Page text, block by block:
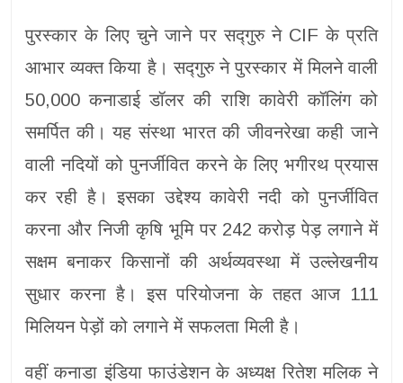
पुरस्कार के लिए चुने जाने पर सद्गुरु ने CIF के प्रति
आभार व्यक्त किया है। सद्गुरु ने पुरस्कार में मिलने वाली
50,000 कनाडाई डॉलर की राशि कावेरी कॉलिंग को
समर्पित की। यह संस्था भारत की जीवनरेखा कही जाने
वाली नदियों को पुनर्जीवित करने के लिए भगीरथ प्रयास
कर रही है। इसका उद्देश्य कावेरी नदी को पुनर्जीवित
करना और निजी कृषि भूमि पर 242 करोड़ पेड़ लगाने में
सक्षम बनाकर किसानों की अर्थव्यवस्था में उल्लेखनीय
सुधार करना है। इस परियोजना के तहत आज 111
मिलियन पेड़ों को लगाने में सफलता मिली है।
वहीं कनाडा इंडिया फाउंडेशन के अध्यक्ष रितेश मलिक ने